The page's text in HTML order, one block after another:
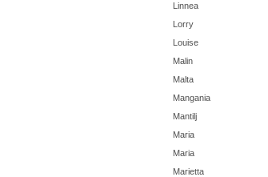
Linnea
Lorry
Louise
Malin
Malta
Mangania
Mantilj
Maria
Maria
Marietta